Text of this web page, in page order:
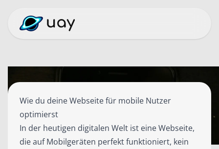
Wie du deine Webseite für mobile Nutzer
optimierst
In der heutigen digitalen Welt ist eine Webseite,
die auf Mobilgeräten perfekt funktioniert, kein